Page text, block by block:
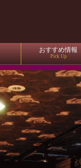
おすすめ情報
Pick Up